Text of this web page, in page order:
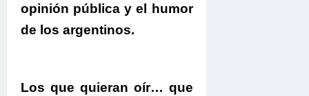
opinión pública y el humor
de los argentinos.
Los que quieran oír… que